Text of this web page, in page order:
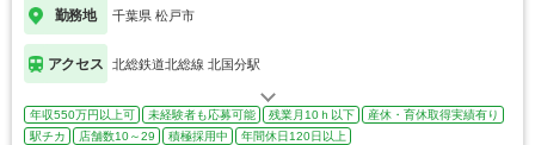
勤務地 千葉県 松戸市
アクセス 北総鉄道北総線 北国分駅
年収550万円以上可 未経験者も応募可能 残業月10ｈ以下
産休・育休取得実績有り
駅チカ
店舗数10～29 積極採用中 年間休日120日以上